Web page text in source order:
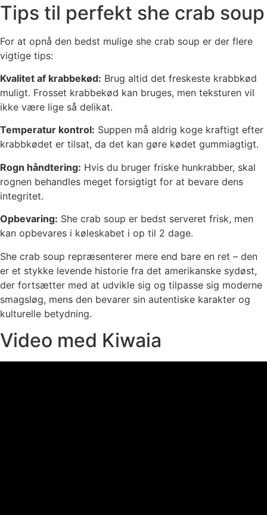
Tips til perfekt she crab soup
For at opnå den bedst mulige she crab soup er der flere
vigtige tips:
Kvalitet af krabbekød: Brug altid det freskeste krabbkød
muligt. Frosset krabbekød kan bruges, men teksturen vil
ikke være lige så delikat.
Temperatur kontrol: Suppen må aldrig koge kraftigt efter
krabbkødet er tilsat, da det kan gøre kødet gummiagtigt.
Rogn håndtering: Hvis du bruger friske hunkrabber, skal
rognen behandles meget forsigtigt for at bevare dens
integritet.
Opbevaring: She crab soup er bedst serveret frisk, men
kan opbevares i køleskabet i op til 2 dage.
She crab soup repræsenterer mere end bare en ret – den
er et stykke levende historie fra det amerikanske sydøst,
der fortsætter med at udvikle sig og tilpasse sig moderne
smagsløg, mens den bevarer sin autentiske karakter og
kulturelle betydning.
Video med Kiwaia